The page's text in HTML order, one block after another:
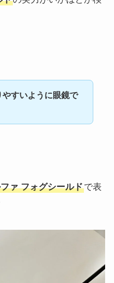
すいように眼鏡で
ァ フォグシールドで表